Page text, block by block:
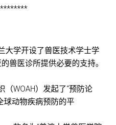
大学开设了兽医技术学士学
兽医诊所提供必要的支持。
WOAH）发起了“预防论
球动物疾病预防的平